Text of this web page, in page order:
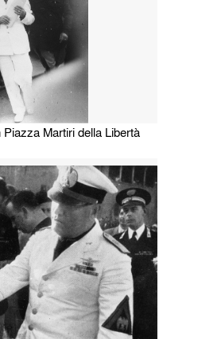
Martiri della Libertà